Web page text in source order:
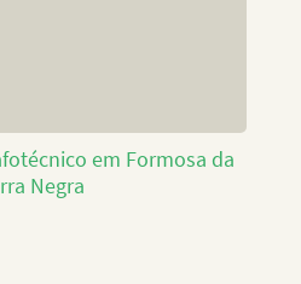
em Formosa da
Negra